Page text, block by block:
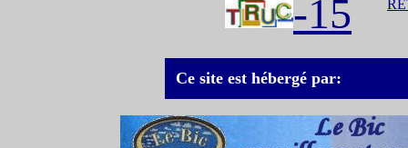
-15
Ce site est hébergé par: